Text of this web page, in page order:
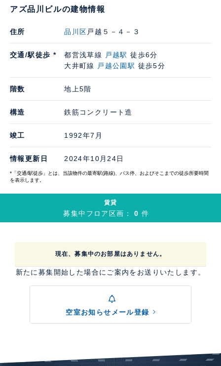
アズ品川ビルの建物情報
住所 品川区 戸越５－４－３
交通/駅徒歩 * 都営浅草線 戸越駅 徒歩6分
大井町線
戸越公園駅 徒歩5分
階数 地上5階
構造 鉄筋コンクリート造
竣工 1992年7月
情報更新日 2024年10月24日
*「交通/駅徒歩」とは、当該物件の最寄駅(路線)、バス停、およびそこまでの徒歩所要時間
を表示します。
賃貸
募集中フロア区画：0件
現在、募集中のお部屋はありません。
新たに募集開始した場合にご案内をお送りいたします。
空室お知らせメール登録